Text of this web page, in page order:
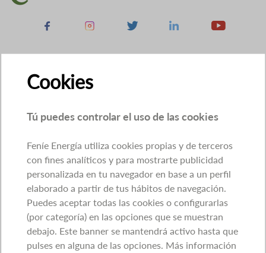
Facebook Instagram X Linkedin Youtube
Cookies
Tú puedes controlar el uso de las cookies
Feníe Energía utiliza cookies propias y de terceros
con fines analíticos y para mostrarte publicidad
personalizada en tu navegador en base a un perfil
elaborado a partir de tus hábitos de navegación.
Puedes aceptar todas las cookies o configurarlas
(por categoría) en las opciones que se muestran
debajo. Este banner se mantendrá activo hasta que
pulses en alguna de las opciones. Más información